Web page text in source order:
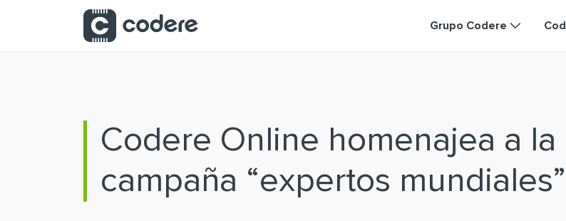
Saltar al contenido principal
Grupo Codere
Codere Online homenajea a
campaña “expertos mundiales”